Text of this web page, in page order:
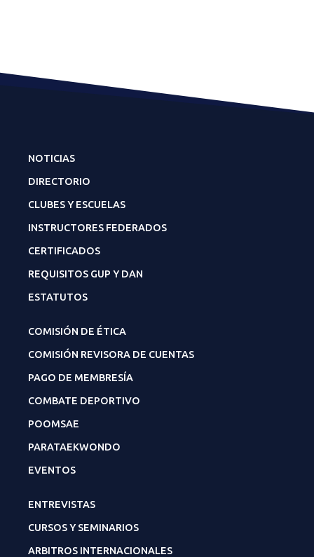
NOTICIAS
DIRECTORIO
CLUBES Y ESCUELAS
INSTRUCTORES FEDERADOS
CERTIFICADOS
REQUISITOS GUP Y DAN
ESTATUTOS
COMISIÓN DE ÉTICA
COMISIÓN REVISORA DE CUENTAS
PAGO DE MEMBRESÍA
COMBATE DEPORTIVO
POOMSAE
PARATAEKWONDO
EVENTOS
ENTREVISTAS
CURSOS Y SEMINARIOS
ARBITROS INTERNACIONALES